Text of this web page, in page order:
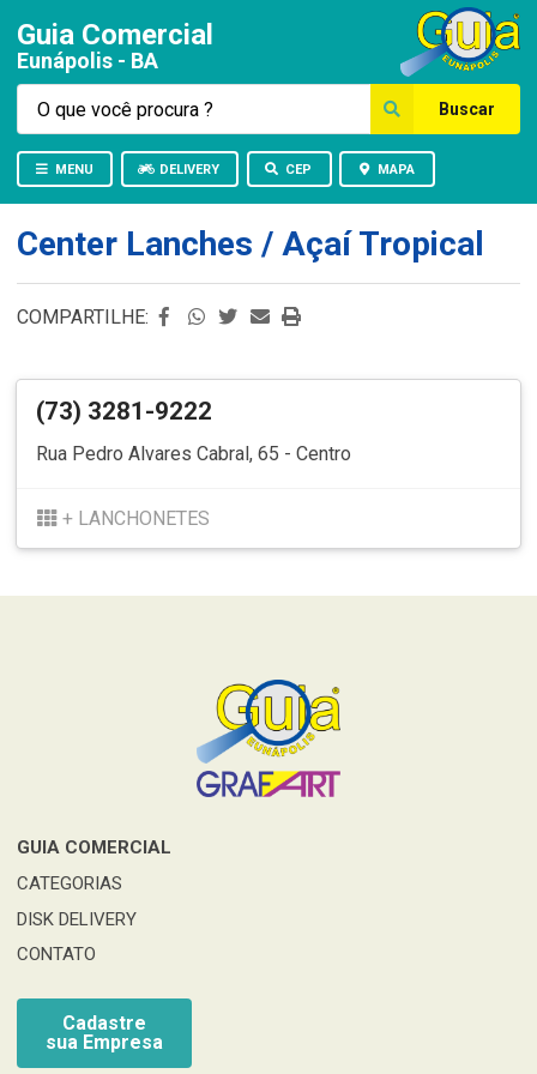
Guia Comercial
Eunápolis - BA
Buscar
MENU DELIVERY CEP MAPA
Center Lanches / Açaí Tropical
COMPARTILHE:
(73) 3281-9222
Rua Pedro Alvares Cabral, 65 - Centro
+ LANCHONETES
GUIA COMERCIAL
CATEGORIAS
DISK DELIVERY
CONTATO
Cadastre
sua Empresa